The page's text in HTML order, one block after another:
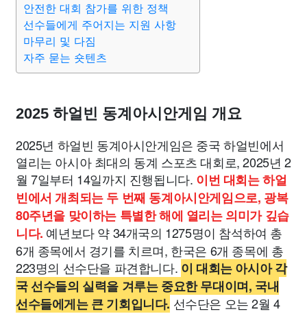
맛집 IT 컴퓨터 기술 종교
의료 의학 경제
안전한 대회 참가를 위한 정책
선수들에게 주어지는 지원 사항
마무리 및 다짐
자주 묻는 숏텐츠
2025 하얼빈 동계아시안게임 개요
2025년 하얼빈 동계아시안게임은 중국 하얼빈에서
열리는 아시아 최대의 동계 스포츠 대회로, 2025년 2
월 7일부터 14일까지 진행됩니다. 이번 대회는 하얼
빈에서 개최되는 두 번째 동계아시안게임으로, 광복
80주년을 맞이하는 특별한 해에 열리는 의미가 깊습
니다. 예년보다 약 34개국의 1275명이 참석하여 총
6개 종목에서 경기를 치르며, 한국은 6개 종목에 총
223명의 선수단을 파견합니다. 이 대회는 아시아 각
국 선수들의 실력을 겨루는 중요한 무대이며, 국내
선수들에게는 큰 기회입니다. 선수단은 오는 2월 4